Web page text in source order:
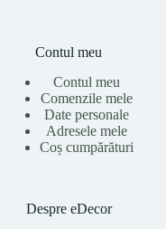
Contul meu
Contul meu
Comenzile mele
Date personale
Adresele mele
Coș cumpărături
Despre eDecor